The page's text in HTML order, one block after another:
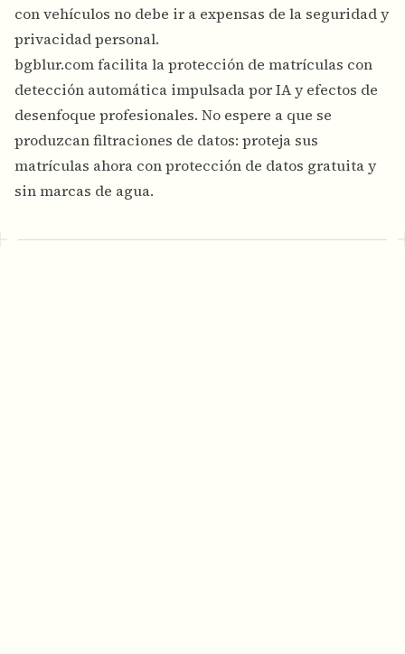
con vehículos no debe ir a expensas de la seguridad y
privacidad personal.
bgblur.com facilita la protección de matrículas con
detección automática impulsada por IA y efectos de
desenfoque profesionales. No espere a que se
produzcan filtraciones de datos: proteja sus
matrículas ahora con protección de datos gratuita y
sin marcas de agua.